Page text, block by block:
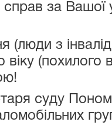
за Вашої
з
(похилого
суду